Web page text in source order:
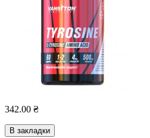
342.00 ₴
В закладки